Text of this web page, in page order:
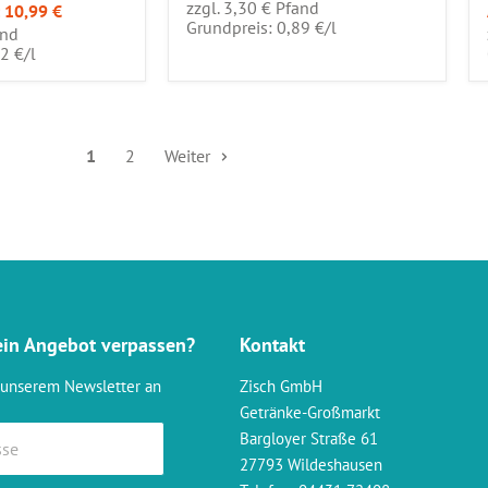
10,99 €
€/pro
l
zzgl. 3,30 € Pfand
Grundpreis: 0,89 €/pro
l
1 2 Weiter
Angebot verpassen?
Newsletter an
Kontakt
Zisch GmbH
Getränke-Großmarkt
Bargloyer Straße 61
27793 Wildeshausen